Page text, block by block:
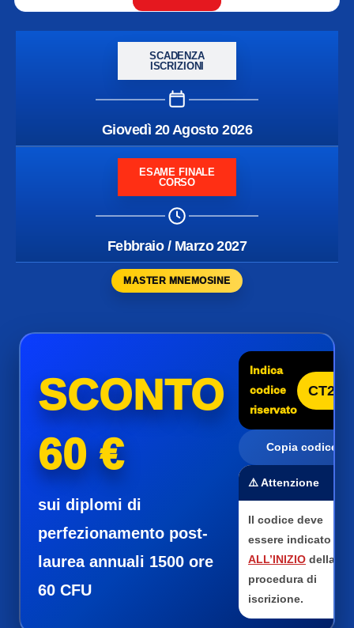
SCADENZA
ISCRIZIONI
Giovedì 20 Agosto 2026
ESAME FINALE
CORSO
Febbraio / Marzo 2027
MASTER MNEMOSINE
SCONTO
60 €
sui diplomi di
perfezionamento post-
laurea annuali 1500 ore
60 CFU
Indica
codice
riservato
CT25
Copia codice
⚠️ Attenzione
Il codice deve
essere indicato
ALL’INIZIO della
procedura di
iscrizione.